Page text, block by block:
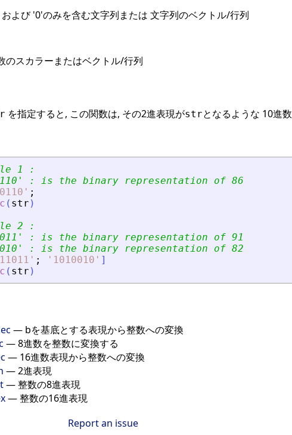
よび '0'のみを含む文字列または 文字列のベクトル/行列
のスカラーまたはベクトル/行列
を指定すると, この関数は, その2進表現がstrとなるような 10進数
1 :
'
: is the binary representation of 86
' ;
( str )
2 :
'
: is the binary representation of 91
'
: is the binary representation of 82
' ; ' 1010010 ' ]
( str )
— bを基底とする表現から整数への変換
— 8進数を整数に変換する
— 16進数表現から整数への変換
— 2進表現
— 整数の8進表現
— 整数の16進表現
Report an issue